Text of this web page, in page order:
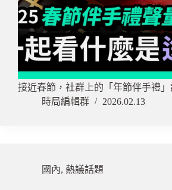
接近春節，社群上的「年節伴手禮
時局編輯群
2026.02.13
國內, 熱議話題